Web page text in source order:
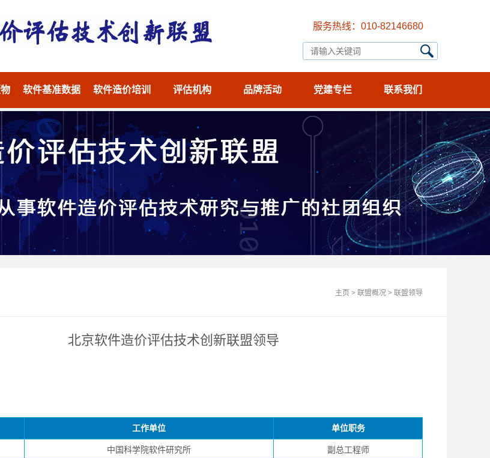
服务热线：010-82146680
软件基准数据 软件造价培训 评估机构 品牌活动 党建专栏 联系我们
主页 > 联盟概况 > 联盟领导
北京软件造价评估技术创新联盟领导
工作单位 单位职务
中国科学院软件研究所 副总工程师